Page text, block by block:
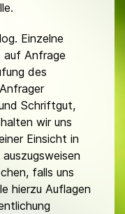
Einzelne
auf Anfrage
des
Schriftgut,
wir uns
Einsicht in
falls uns
hierzu Auflagen